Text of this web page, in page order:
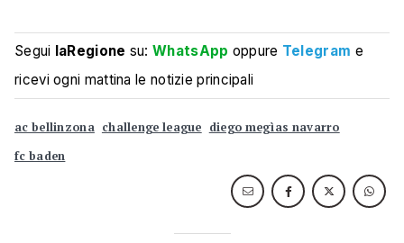
Segui laRegione su:WhatsApp oppure Telegram e
ricevi ogni mattina le notizie principali
ac bellinzona challenge league diego megìas navarro
fc baden